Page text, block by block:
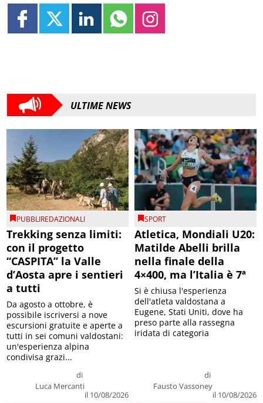
ULTIME NEWS
PUBBLIREDAZIONALI
Trekking senza limiti:
con il progetto
“CASPITA” la Valle
d’Aosta apre i sentieri
a tutti
di
Luca Mercanti
il 10/08/2026
Da agosto a ottobre, è
possibile iscriversi a nove
escursioni gratuite e aperte a
tutti in sei comuni valdostani:
un'esperienza alpina
condivisa grazi...
SPORT
Atletica, Mondiali U20:
Matilde Abelli brilla
nella finale della
4×400, ma l’Italia è 7ª
di
Fausto Vassoney
il 10/08/2026
Si è chiusa l'esperienza
dell'atleta valdostana a
Eugene, Stati Uniti, dove ha
preso parte alla rassegna
iridata di categoria